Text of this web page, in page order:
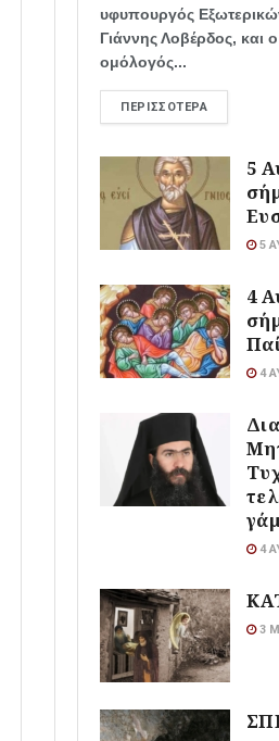
υφυπουργός
Γιάννης Λοβέρδος, και
ομόλογός...
ΠΕΡΙΣΣΌΤΕΡΑ
5
5
4
4
4
3